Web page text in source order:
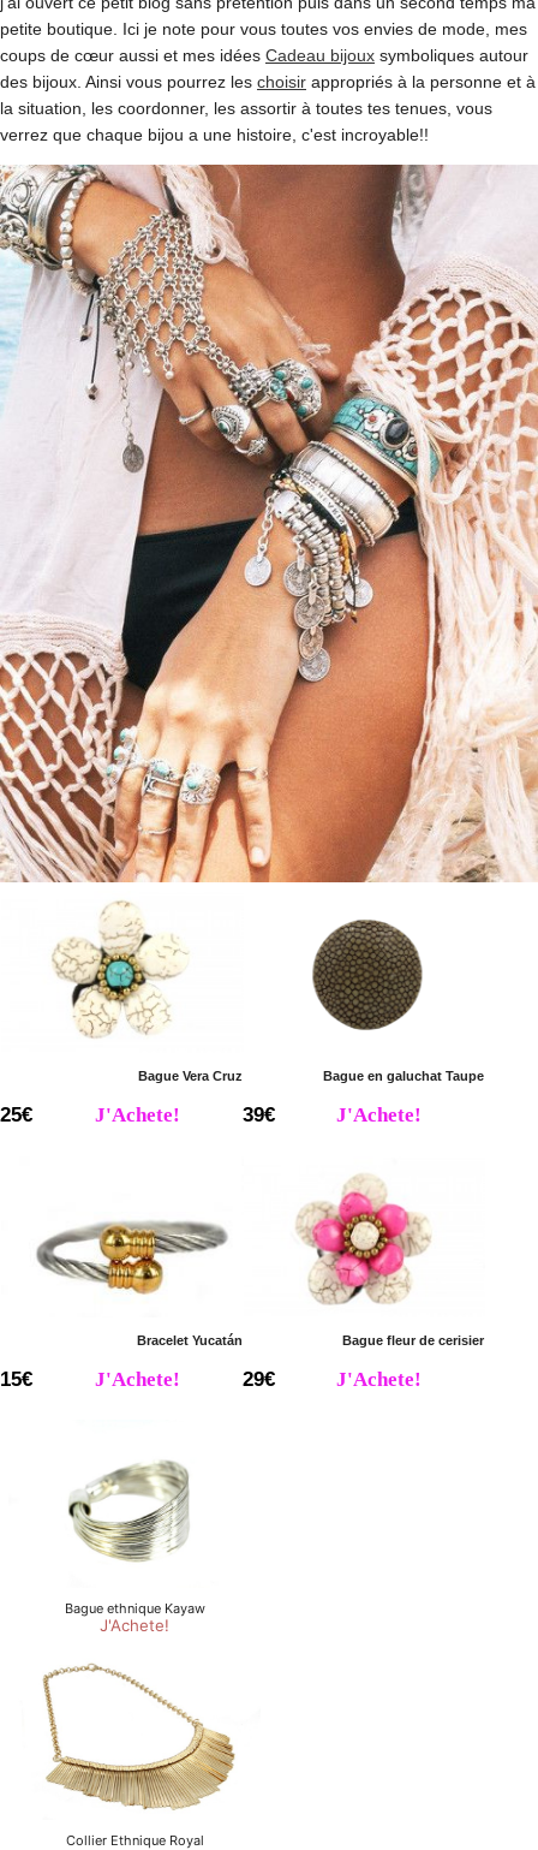
petite boutique. Ici je note pour vous toutes vos envies de mode, mes
coups de cœur aussi et mes idées Cadeau bijoux symboliques autour
des bijoux. Ainsi vous pourrez les choisir appropriés à la personne et à
la situation, les coordonner, les assortir à toutes tes tenues, vous
verrez que chaque bijou a une histoire, c'est incroyable!!
Bague Vera Cruz
25€ J'Achete!
Bague en galuchat Taupe
39€ J'Achete!
Bracelet Yucatán
15€ J'Achete!
Bague fleur de cerisier
29€ J'Achete!